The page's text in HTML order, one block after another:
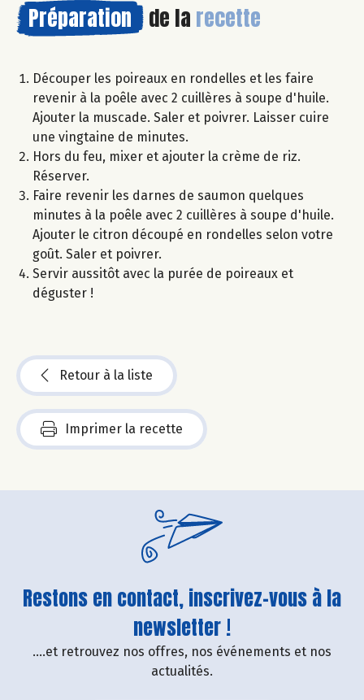
Préparation de la recette
Découper les poireaux en rondelles et les faire
revenir à la poêle avec 2 cuillères à soupe d'huile.
Ajouter la muscade. Saler et poivrer. Laisser cuire
une vingtaine de minutes.
Hors du feu, mixer et ajouter la crème de riz.
Réserver.
Faire revenir les darnes de saumon quelques
minutes à la poêle avec 2 cuillères à soupe d'huile.
Ajouter le citron découpé en rondelles selon votre
goût. Saler et poivrer.
Servir aussitôt avec la purée de poireaux et
déguster !
Retour à la liste
Imprimer la recette
Restons en contact, inscrivez-vous à la
newsletter !
....et retrouvez nos offres, nos événements et nos
actualités.